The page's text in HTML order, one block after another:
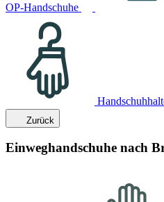
OP-Handschuhe
Zurück
Einweghandschuhe nach